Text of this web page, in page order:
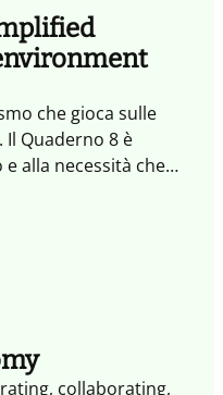
che gioca sulle
Quaderno 8 è
alla necessità che
in modo
porta alla
l’Impresa
dirigere,
collaborating,